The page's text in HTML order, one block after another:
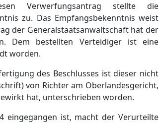
Verwerfungsantrag stellte die
zu. Das Empfangsbekenntnis weist
der Generalstaatsanwaltschaft hat der
Dem bestellten Verteidiger ist eine
worden.
des Beschlusses ist dieser nicht
von Richter am Oberlandesgericht,
hat, unterschrieben worden.
eingegangen ist, macht der Verurteilte